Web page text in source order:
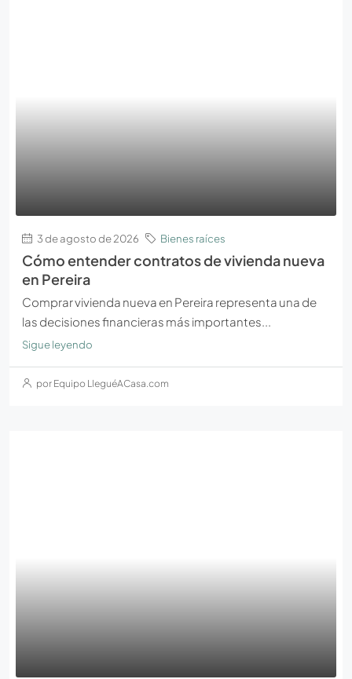
3 de agosto de 2026 Bienes raíces
Cómo entender contratos de vivienda nueva
en Pereira
Comprar vivienda nueva en Pereira representa una de
las decisiones financieras más importantes...
Sigue leyendo
por Equipo LleguéACasa.com